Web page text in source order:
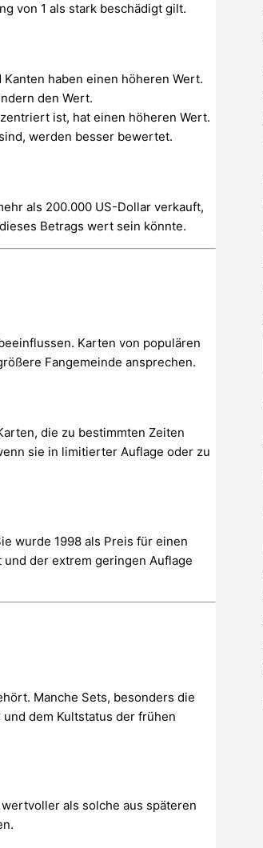
von 1 als stark beschädigt gilt.
haben einen höheren Wert.
den Wert.
ist, hat einen höheren Wert.
werden besser bewertet.
als 200.000 US-Dollar verkauft,
Betrags wert sein könnte.
Karten von populären
Fangemeinde ansprechen.
die zu bestimmten Zeiten
sie in limitierter Auflage oder zu
wurde 1998 als Preis für einen
der extrem geringen Auflage
Manche Sets, besonders die
dem Kultstatus der frühen
als solche aus späteren